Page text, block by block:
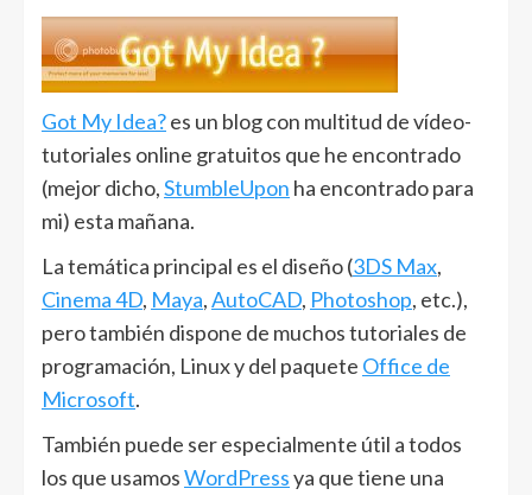
Got My Idea?es un blog con multitud de vídeo-
tutoriales online gratuitos que he encontrado
(mejor dicho,StumbleUpon ha encontrado para
mi) esta mañana.
La temática principal es el diseño (3DS Max,
Cinema 4D, Maya,AutoCAD, Photoshop, etc.),
pero también dispone de muchos tutoriales de
programación, Linux y del paquete Office de
Microsoft.
También puede ser especialmente útil a todos
los que usamosWordPressya que tiene una